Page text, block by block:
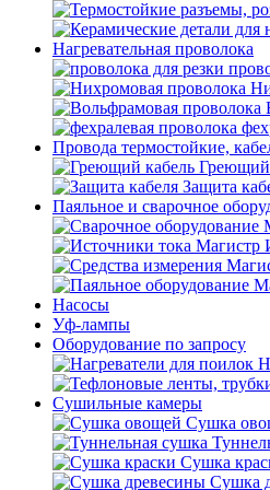
Нагревательная проволока
Провода термостойкие,
Греющий
Защита
Паяльное и сварочное
Насосы
Уф-лампы
Оборудование по запросу
Сушильные камеры
Сушка
Сушка
Сушка